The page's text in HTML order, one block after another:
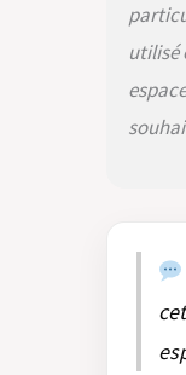
utilisé